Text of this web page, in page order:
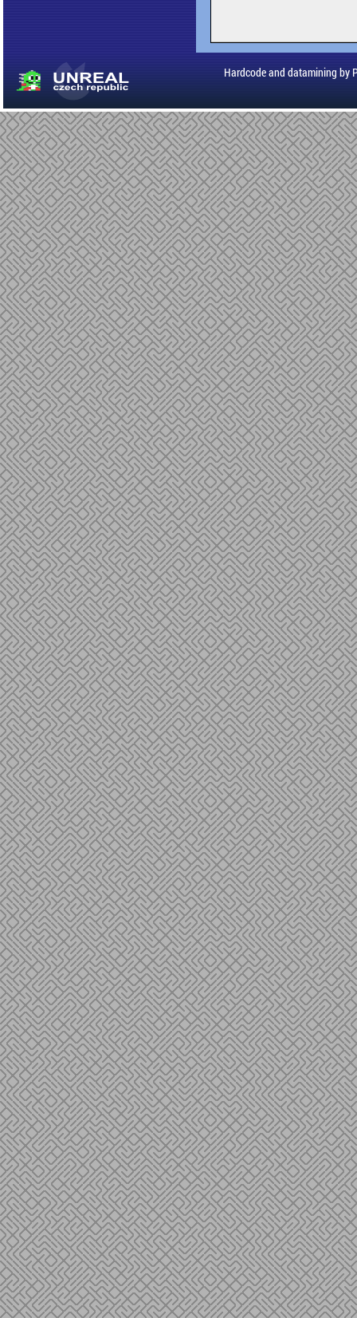
Hardcode and datamining by